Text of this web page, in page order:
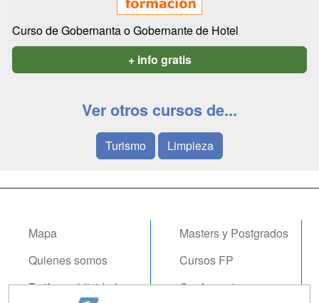
Curso de Gobernanta o Gobernante de Hotel
+ info gratis
Ver otros cursos de...
Turismo Limpieza
Mapa
Quienes somos
Tarifas publicidad
Masters y Postgrados
Cursos FP
Conferencias